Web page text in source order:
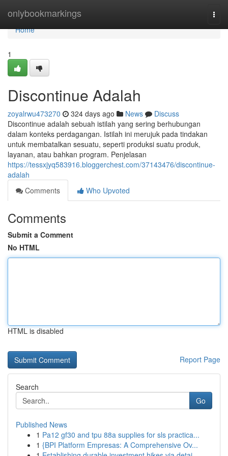
onlybookmarkings
Home
Home
1
Discontinue Adalah
zoyalrwu473270 324 days ago News
Discuss
Discontinue adalah sebuah istilah yang sering berhubungan
dalam konteks perdagangan. Istilah ini merujuk pada tindakan
untuk membatalkan sesuatu, seperti produksi suatu produk,
layanan, atau bahkan program. Penjelasan
https://tessxjyq583916.bloggerchest.com/37143476/discontinue-
adalah
Comments
Who Upvoted
Comments
Submit a Comment
No HTML
HTML is disabled
Report Page
Search
Go
Published News
1 Pa12 gf30 and tpu 88a supplies for sls practica...
1 {BPI Platform Empresas: A Comprehensive Ov...